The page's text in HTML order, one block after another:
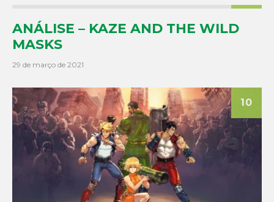
ANÁLISE – KAZE AND THE WILD
MASKS
29 de março de 2021
10